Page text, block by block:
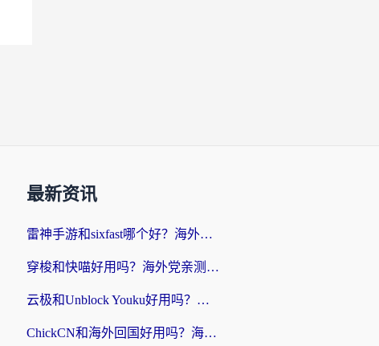
最新资讯
雷神手游和sixfast哪个好？海外党亲测3款回国加速器，教你选对不踩坑
穿梭和快喵好用吗？海外党亲测：小众加速器对比+番茄加速器深度体验
云极和Unblock Youku好用吗？海外党亲测+2026回国加速器避坑指南
ChickCN和海外回国好用吗？海外党2026亲测：从手游到影音，选对加速器的3个关键